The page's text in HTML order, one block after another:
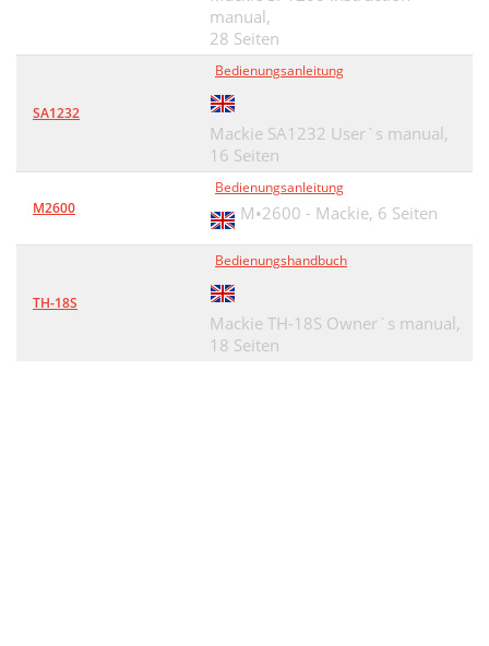
manual,
28 Seiten
SA1232
Bedienungsanleitung
Mackie SA1232 User`s manual,
16 Seiten
M2600
Bedienungsanleitung
M•2600 - Mackie, 6 Seiten
TH-18S
Bedienungshandbuch
Mackie TH-18S Owner`s manual,
18 Seiten